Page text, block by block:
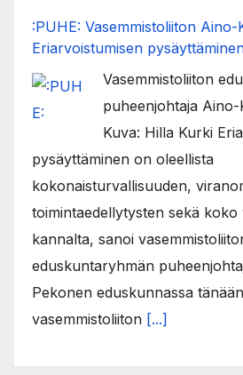
:PUHE: Vasemmistoliiton Aino-
Eriarvoistumisen
Vasemmistoliiton
puheenjohtaja
Kuva: Hilla Kurki
pysäyttäminen on oleellista
kokonaisturvallisuuden,
toimintaedellytysten sekä
kannalta, sanoi
eduskuntaryhmän
Pekonen eduskunnassa
vasemmistoliiton [...]